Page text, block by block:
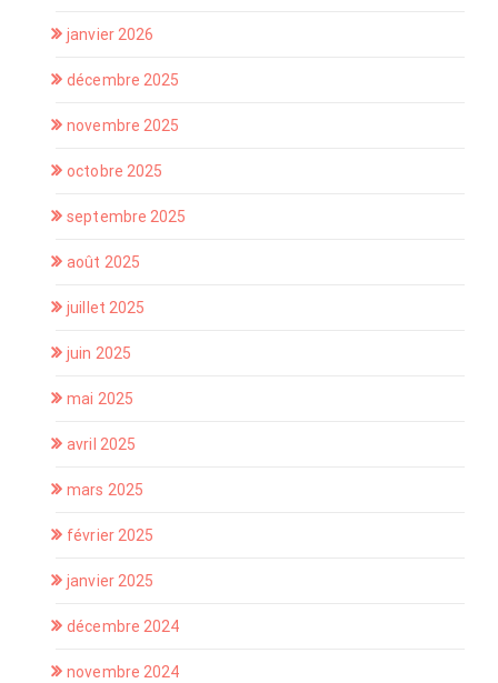
janvier 2026
décembre 2025
novembre 2025
octobre 2025
septembre 2025
août 2025
juillet 2025
juin 2025
mai 2025
avril 2025
mars 2025
février 2025
janvier 2025
décembre 2024
novembre 2024